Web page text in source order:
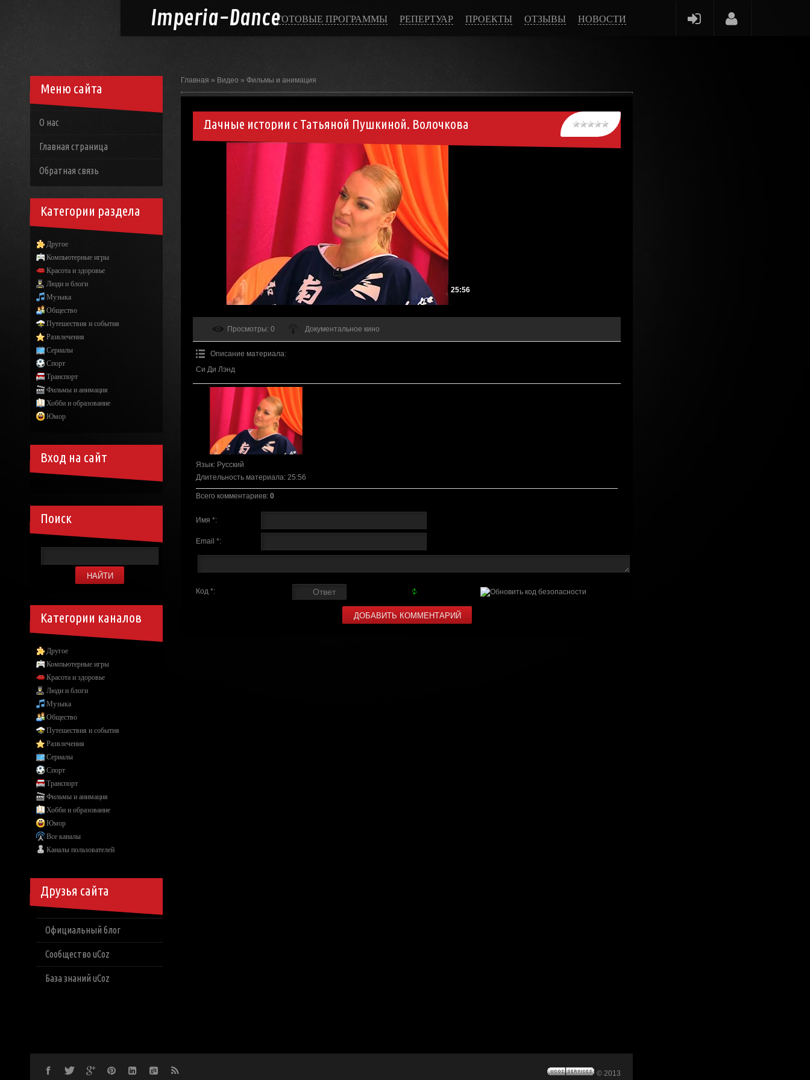
Imperia-DanceГОТОВЫЕ ПРОГРАММЫ РЕПЕРТУАР ПРОЕКТЫ ОТЗЫВЫ НОВОСТИ
Главная » Видео » Фильмы и анимация
Дачные истории с Татьяной Пушкиной. Волочкова
25:56
Просмотры: 0 Документальное кино
Описание материала:
Си Ди Лэнд
Язык: Русский
Длительность материала: 25:56
Всего комментариев: 0
Имя *:
Email *:
Код *:
Меню сайта
О нас
Главная страница
Обратная связь
Категории раздела
Другое
Компьютерные игры
Красота и здоровье
Люди и блоги
Музыка
Общество
Путешествия и события
Развлечения
Сериалы
Спорт
Транспорт
Фильмы и анимация
Хобби и образование
Юмор
Вход на сайт
Поиск
Категории каналов
Другое
Компьютерные игры
Красота и здоровье
Люди и блоги
Музыка
Общество
Путешествия и события
Развлечения
Сериалы
Спорт
Транспорт
Фильмы и анимация
Хобби и образование
Юмор
Все каналы
Каналы пользователей
Друзья сайта
Официальный блог
Сообщество uCoz
База знаний uCoz
© 2013